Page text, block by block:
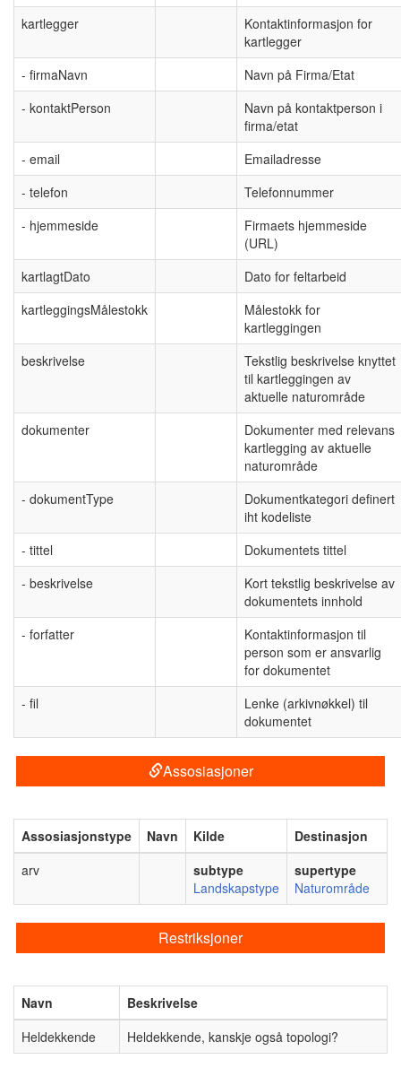
kartlegger
Kontaktinformasjon for
kartlegger
- firmaNavn
Navn på Firma/Etat
- kontaktPerson
Navn på kontaktperson i
firma/etat
- email
Emailadresse
- telefon
Telefonnummer
- hjemmeside
Firmaets hjemmeside
(URL)
kartlagtDato
Dato for feltarbeid
kartleggingsMålestokk
Målestokk for
kartleggingen
beskrivelse
Tekstlig beskrivelse knyttet
til kartleggingen av
aktuelle naturområde
dokumenter
Dokumenter med relevans
kartlegging av aktuelle
naturområde
- dokumentType
Dokumentkategori definert
iht kodeliste
- tittel
Dokumentets tittel
- beskrivelse
Kort tekstlig beskrivelse av
dokumentets innhold
- forfatter
Kontaktinformasjon til
person som er ansvarlig
for dokumentet
- fil
Lenke (arkivnøkkel) til
dokumentet
Assosiasjoner
Assosiasjonstype Navn Kilde
Destinasjon
arv
subtype
Landskapstype
supertype
Naturområde
Restriksjoner
Navn
Beskrivelse
Heldekkende
Heldekkende, kanskje også topologi?